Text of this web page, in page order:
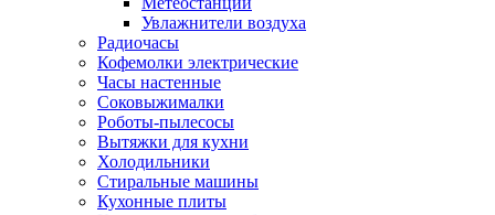
Увлажнители воздуха
Радиочасы
Кофемолки электрические
Часы настенные
Соковыжималки
Роботы-пылесосы
Вытяжки для кухни
Холодильники
Стиральные машины
Кухонные плиты